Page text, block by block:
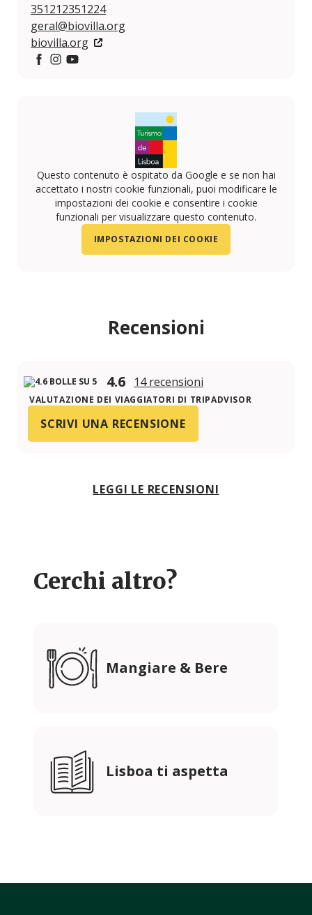
351212351224
geral@biovilla.org
biovilla.org
Questo contenuto è ospitato da Google e se non hai
accettato i nostri cookie funzionali, puoi modificare le
impostazioni dei cookie e consentire i cookie
funzionali per visualizzare questo contenuto.
IMPOSTAZIONI DEI COOKIE
Recensioni
4.6 14 recensioni
VALUTAZIONE DEI VIAGGIATORI DI TRIPADVISOR
SCRIVI UNA RECENSIONE
LEGGI LE RECENSIONI
Cerchi altro?
Mangiare & Bere
Lisboa ti aspetta